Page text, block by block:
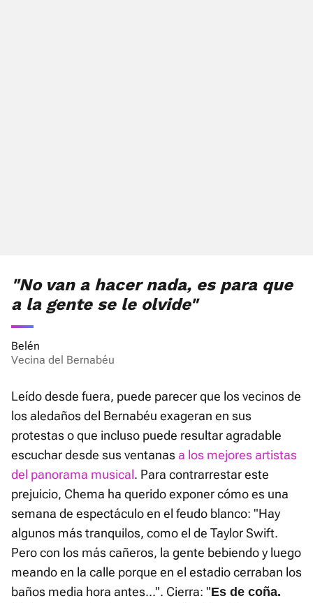
"No van a hacer nada, es para que
a la gente se le olvide"
Belén
Vecina del Bernabéu
Leído desde fuera, puede parecer que los vecinos de
los aledaños del Bernabéu exageran en sus
protestas o que incluso puede resultar agradable
escuchar desde sus ventanasa los mejores artistas
del panorama musical. Para contrarrestar este
prejuicio, Chema ha querido exponer cómo es una
semana de espectáculo en el feudo blanco: "Hay
algunos más tranquilos, como el de Taylor Swift.
Pero con los más cañeros, la gente bebiendo y luego
meando en la calle porque en el estadio cerraban los
baños media hora antes...". Cierra: "Es de coña.